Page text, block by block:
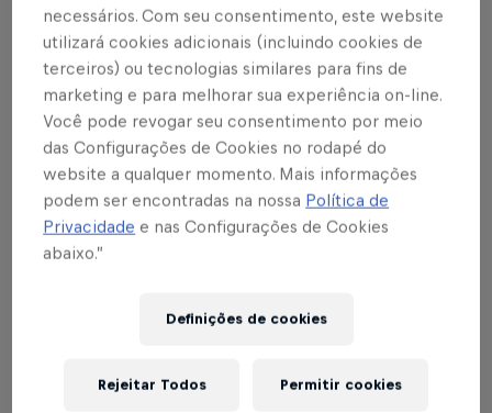
Red Bull. Mas já a partir de terça-feira (8), o
esquenta começa com podcasts e DJ sets gratuitos,
transmitidos doRed Bull Music Studios São Paulo
Veja abaixo a programação completa do warm up.
Relacionado
necessários. Com seu consentimento, este website
utilizará cookies adicionais (incluindo cookies de
terceiros) ou tecnologias similares para fins de
marketing e para melhorar sua experiência on-line.
Você pode revogar seu consentimento por meio
das Configurações de Cookies no rodapé do
website a qualquer momento. Mais informações
podem ser encontradas na nossa Política de
Privacidade e nas Configurações de Cookies
abaixo.”
Definições de cookies
Rejeitar Todos Permitir cookies